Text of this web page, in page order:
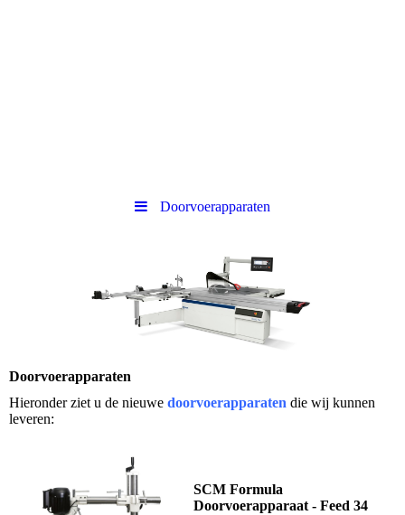
Doorvoerapparaten
Doorvoerapparaten
Hieronder ziet u de nieuwe doorvoerapparaten die wij kunnen
leveren:
SCM Formula
Doorvoerapparaat - Feed 34